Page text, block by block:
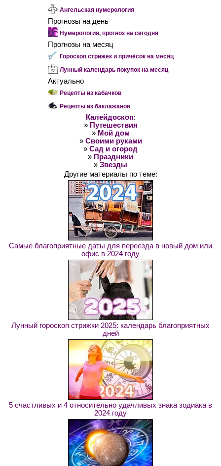
Ангельская нумерология
Прогнозы на день
Нумерология, прогноз на сегодня
Прогнозы на месяц
Гороскоп стрижек и причёсок на месяц
Лунный календарь покупок на месяц
Актуально
Рецепты из кабачков
Рецепты из баклажанов
Калейдоскоп:
» Путешествия
» Мой дом
» Своими руками
» Сад и огород
» Праздники
» Звезды
Другие материалы по теме:
Самые благоприятные даты для переезда в новый дом или
офис в 2024 году
Лунный гороскоп стрижки 2025: календарь благоприятных
дней
5 счастливых и 4 относительно удачливых знака зодиака в
2024 году